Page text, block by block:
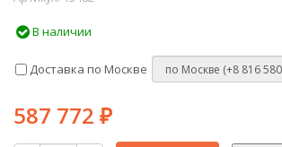
В наличии
Доставка по Москве
587 772 ₽